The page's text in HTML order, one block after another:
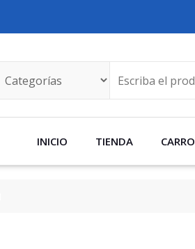
INICIO TIENDA CARRO